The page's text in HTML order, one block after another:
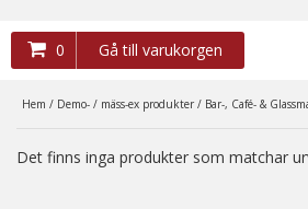
Gå till varukorgen
0
Villkor
Hem / Demo- / mäss-ex produkter / Bar-, Café- &
Det finns inga produkter som matchar